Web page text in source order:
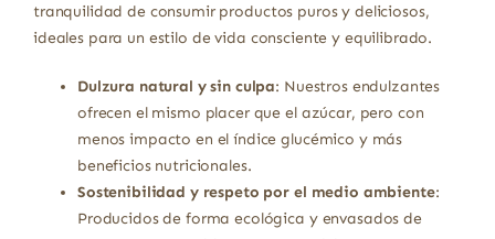
tranquilidad de consumir productos puros y deliciosos,
ideales para un estilo de vida consciente y equilibrado.
Dulzura natural y sin culpa: Nuestros endulzantes
ofrecen el mismo placer que el azúcar, pero con
menos impacto en el índice glucémico y más
beneficios nutricionales.
Sostenibilidad y respeto por el medio ambiente:
Producidos de forma ecológica y envasados de